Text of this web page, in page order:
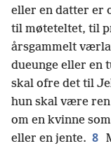
eller en datter er
til møteteltet, til
årsgammelt
dueunge eller en
skal ofre det til
hun skal være
om en kvinne
eller en jente. 8